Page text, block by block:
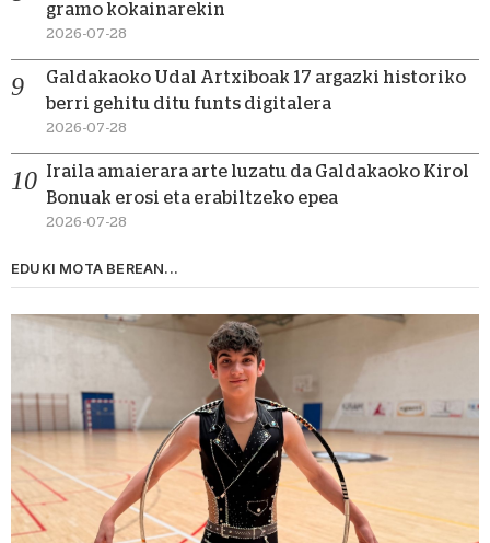
gramo kokainarekin
2026-07-28
Galdakaoko Udal Artxiboak 17 argazki historiko
berri gehitu ditu funts digitalera
2026-07-28
Iraila amaierara arte luzatu da Galdakaoko Kirol
Bonuak erosi eta erabiltzeko epea
2026-07-28
EDUKI MOTA BEREAN...